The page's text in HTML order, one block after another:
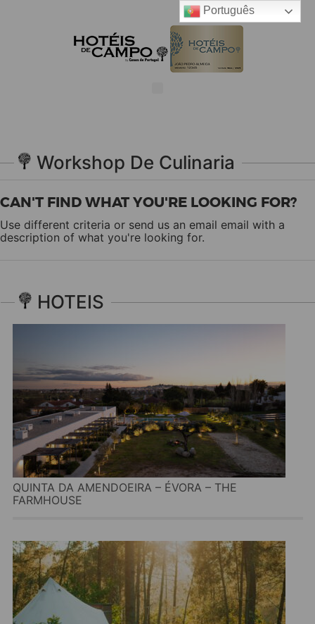
Workshop De Culinaria
CAN'T FIND WHAT YOU'RE LOOKING FOR?
Use different criteria or send us an email email with a
description of what you're looking for.
HOTEIS
QUINTA DA AMENDOEIRA – ÉVORA – THE
FARMHOUSE
Português